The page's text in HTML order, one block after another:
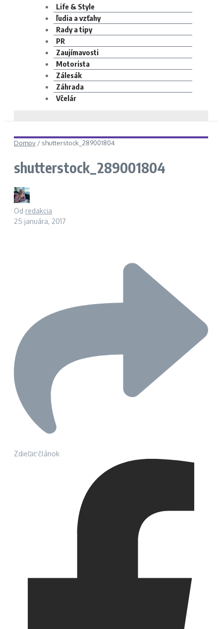
Life & Style
ľudia a vzťahy
Rady a tipy
PR
Zaujímavosti
Motorista
Zálesák
Záhrada
Včelár
Domov / shutterstock_289001804
shutterstock_289001804
Od redakcia
25 januára, 2017
Zdieľať článok